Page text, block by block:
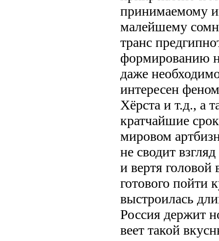
принимаемому
малейшему
транс
формированию
даже
интересен
Хёрста и т.д., а
кратчайшие
мировом
не сводит
и вертя головой
готового пойти
выстроилась
Россия держит
веет такой